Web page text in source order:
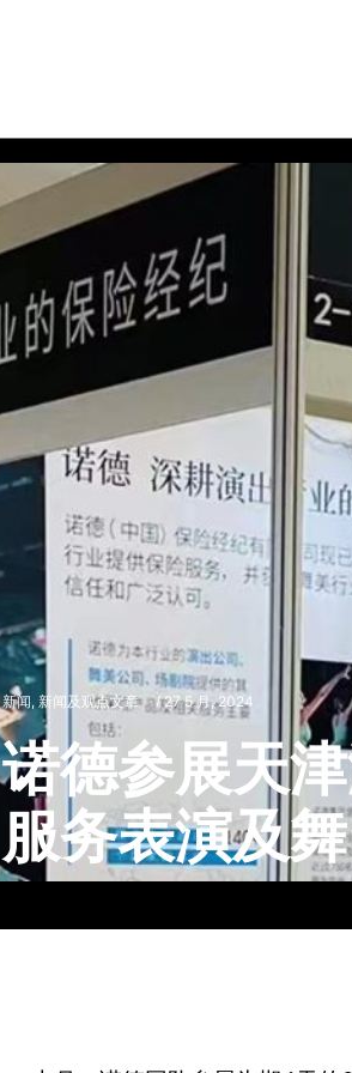
新闻, 新闻及观点文章 / 27 5 月, 2024
诺德参展天
服务表演及